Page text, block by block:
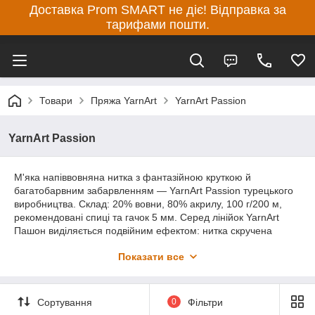
Доставка Prom SMART не діє! Відправка за
тарифами пошти.
Товари Пряжа YarnArt YarnArt Passion
YarnArt Passion
М'яка напіввовняна нитка з фантазійною круткою й
багатобарвним забарвленням — YarnArt Passion турецького
виробництва. Склад: 20% вовни, 80% акрилу, 100 г/200 м,
рекомендовані спиці та гачок 5 мм. Серед лінійок YarnArt
Пашон виділяється подвійним ефектом: нитка скручена
і водночас містить кілька відтінків, які плавно змінюють один
вигляд. Вовна додає тепло, акрил тримає форму та
забезпечує легкість у догляді. Нитка не кошлатиться, добре
розпускається й не втрачає якості під час перев'язування.
Показати все
Сортування 0 Фільтри